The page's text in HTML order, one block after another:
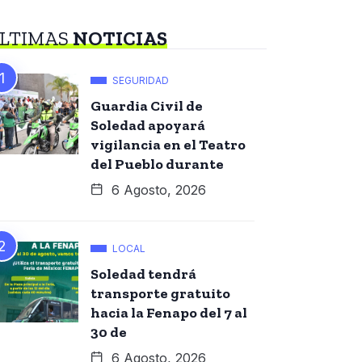
NOTICIAS
SEGURIDAD
Guardia Civil de
Soledad apoyará
vigilancia en el Teatro
del Pueblo durante
6 Agosto, 2026
LOCAL
Soledad tendrá
transporte gratuito
hacia la Fenapo del 7 al
30 de
6 Agosto, 2026